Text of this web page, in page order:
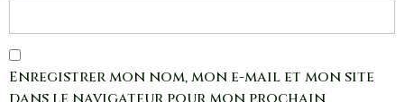
Enregistrer mon nom, mon e-mail et mon site